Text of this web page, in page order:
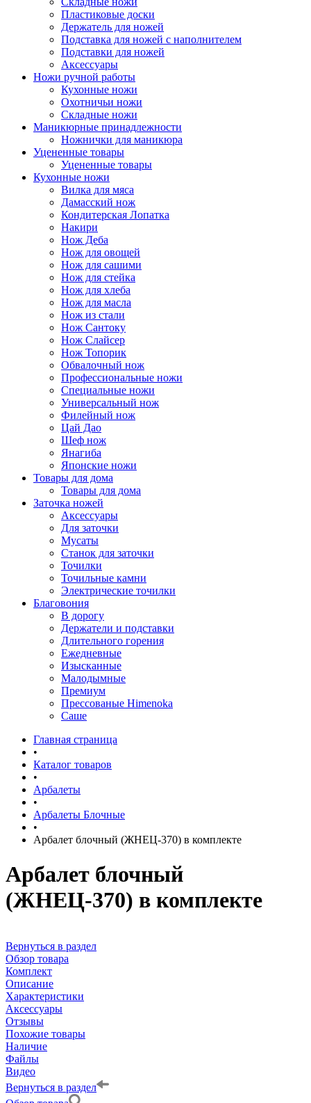
Пластиковые доски
Держатель для ножей
Подставка для ножей с наполнителем
Подставки для ножей
Аксессуары
Ножи ручной работы
Кухонные ножи
Охотничьи ножи
Складные ножи
Маникюрные принадлежности
Ножнички для маникюра
Уцененные товары
Уцененные товары
Кухонные ножи
Вилка для мяса
Дамасский нож
Кондитерская Лопатка
Накири
Нож Деба
Нож для овощей
Нож для сашими
Нож для стейка
Нож для хлеба
Нож для масла
Нож из стали
Нож Сантоку
Нож Слайсер
Нож Топорик
Обвалочный нож
Профессиональные ножи
Специальные ножи
Универсальный нож
Филейный нож
Цай Дао
Шеф нож
Янагиба
Японские ножи
Товары для дома
Товары для дома
Заточка ножей
Аксессуары
Для заточки
Мусаты
Станок для заточки
Точилки
Точильные камни
Электрические точилки
Благовония
В дорогу
Держатели и подставки
Длительного горения
Ежедневные
Изысканные
Малодымные
Премиум
Прессованые Himenoka
Саше
Главная страница
•
Каталог товаров
•
Арбалеты
•
Арбалеты Блочные
•
Арбалет блочный (ЖНЕЦ-370) в комплекте
Арбалет блочный
(ЖНЕЦ-370) в комплекте
Вернуться в раздел
Обзор товара
Комплект
Описание
Характеристики
Аксессуары
Отзывы
Похожие товары
Наличие
Файлы
Видео
Вернуться в раздел